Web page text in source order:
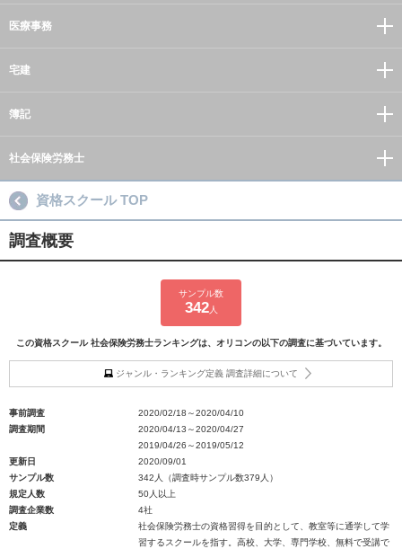
医療事務
宅建
簿記
社会保険労務士
資格スクール TOP
調査概要
サンプル数
342人
この資格スクール 社会保険労務士ランキングは、オリコンの以下の調査に基づいています。
ジャンル・ランキング定義 調査詳細について
事前調査
2020/02/18～2020/04/10
調査期間
2020/04/13～2020/04/27
2019/04/26～2019/05/12
更新日
2020/09/01
サンプル数
342人（調査時サンプル数379人）
規定人数
50人以上
調査企業数
4社
定義
社会保険労務士の資格習得を目的として、教室等に通学して学
習するスクールを指す。高校、大学、専門学校、無料で受講で